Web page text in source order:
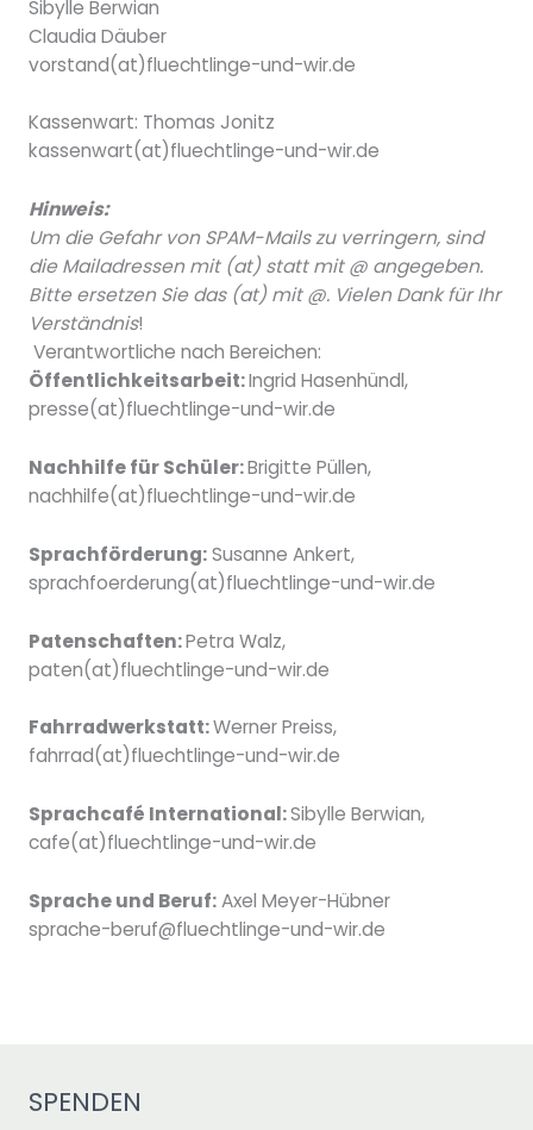
Sibylle Berwian
Claudia Däuber
vorstand(at)fluechtlinge-und-wir.de
Kassenwart: Thomas Jonitz
kassenwart(at)fluechtlinge-und-wir.de
Hinweis:
Um die Gefahr von SPAM-Mails zu verringern, sind
die Mailadressen mit (at) statt mit @ angegeben.
Bitte ersetzen Sie das (at) mit @. Vielen Dank für Ihr
Verständnis!
Verantwortliche nach Bereichen:
Öffentlichkeitsarbeit:Ingrid Hasenhündl,
presse(at)fluechtlinge-und-wir.de
Nachhilfe für Schüler:Brigitte Püllen,
nachhilfe(at)fluechtlinge-und-wir.de
Sprachförderung:Susanne Ankert,
sprachfoerderung(at)fluechtlinge-und-wir.de
Patenschaften:Petra Walz,
paten(at)fluechtlinge-und-wir.de
Fahrradwerkstatt:Werner Preiss,
fahrrad(at)fluechtlinge-und-wir.de
Sprachcafé International:Sibylle Berwian,
cafe(at)fluechtlinge-und-wir.de
Sprache und Beruf:Axel Meyer-Hübner
sprache-beruf@fluechtlinge-und-wir.de
SPENDEN